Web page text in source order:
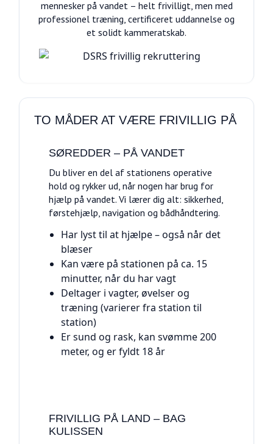
mennesker på vandet – helt frivilligt, men med
professionel træning, certificeret uddannelse og
et solidt kammeratskab.
TO MÅDER AT VÆRE FRIVILLIG PÅ
SØREDDER – PÅ VANDET
Du bliver en del af stationens operative
hold og rykker ud, når nogen har brug for
hjælp på vandet. Vi lærer dig alt: sikkerhed,
førstehjælp, navigation og bådhåndtering.
Har lyst til at hjælpe – også når det
blæser
Kan være på stationen på ca. 15
minutter, når du har vagt
Deltager i vagter, øvelser og
træning (varierer fra station til
station)
Er sund og rask, kan svømme 200
meter, og er fyldt 18 år
FRIVILLIG PÅ LAND – BAG
KULISSEN